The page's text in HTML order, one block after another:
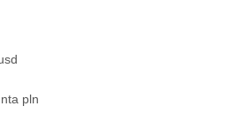
pln